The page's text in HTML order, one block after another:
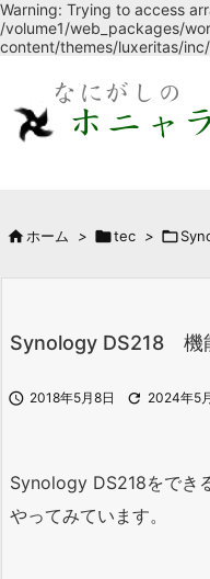
Warning: Trying to access
/volume1/web_packages/
content/themes/luxeritas/
 ホーム > tec > 
Synology DS218 機
 2018年5月8日  2024年5
Synology DS218をでき
やってみています。